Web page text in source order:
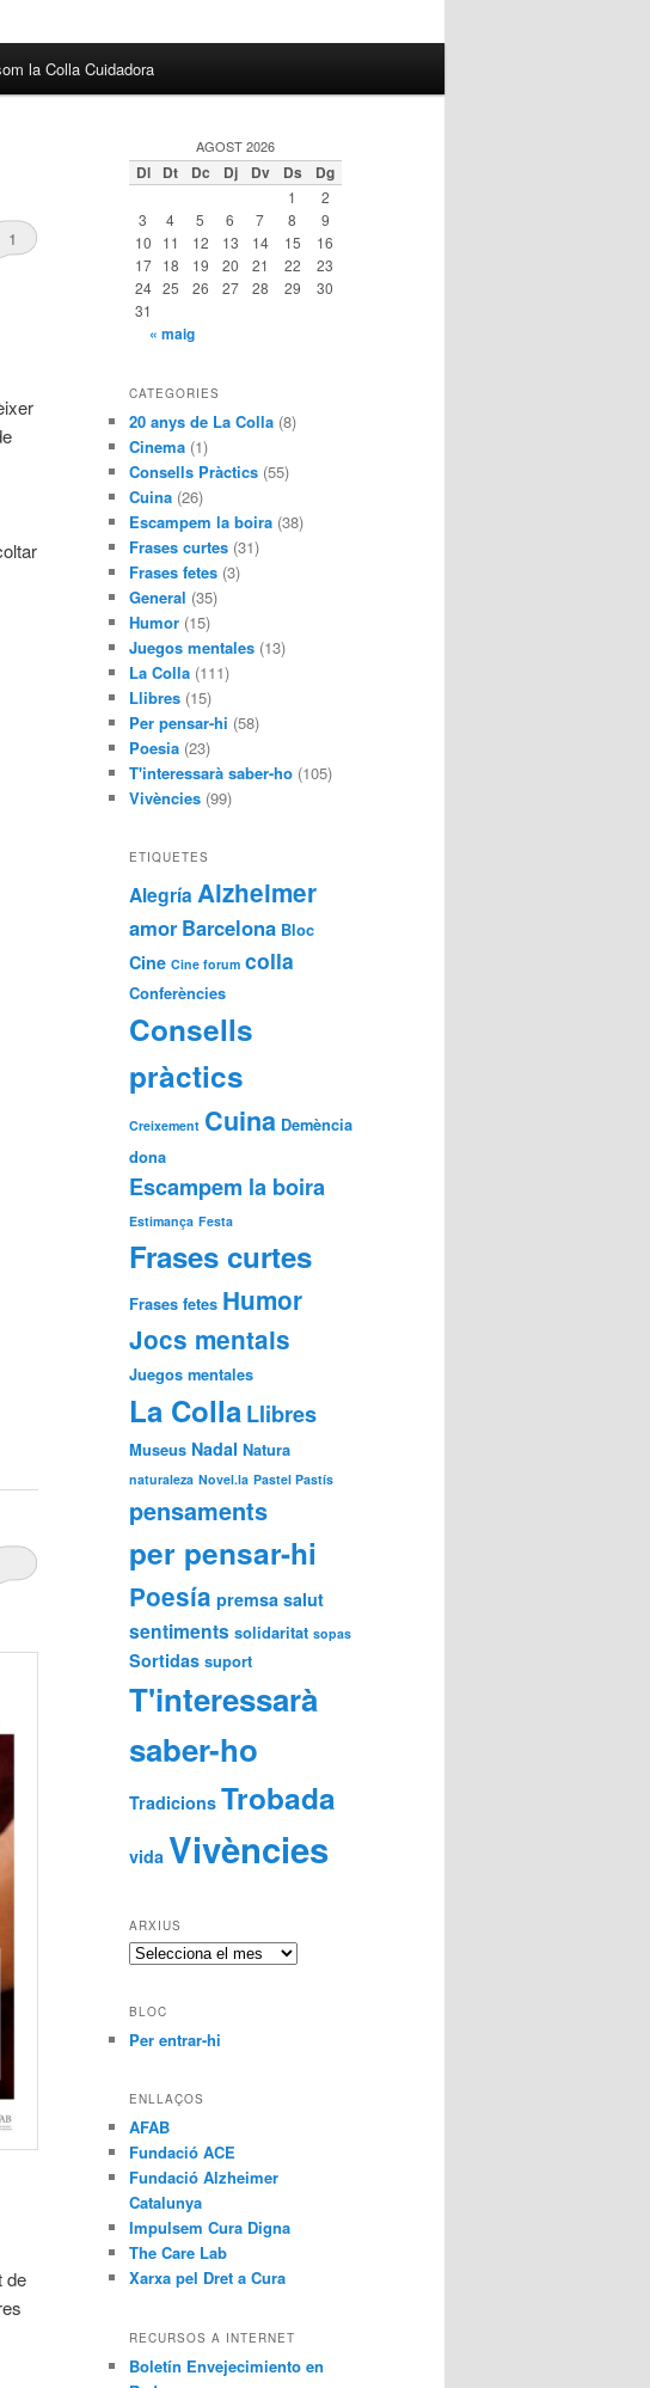
la Colla Cuidadora
1
de
AGOST 2026
Dl Dt Dc Dj Dv Ds Dg
1
2
3
4 5 6 7 8
9
10
11 12 13 14 15
16
17
18 19 20 21 22
23
24 25 26 27 28 29
30
31
« maig
CATEGORIES
20 anys de La Colla (8)
Cinema (1)
Consells Pràctics (55)
Cuina (26)
Escampem la boira (38)
Frases curtes (31)
Frases fetes (3)
General (35)
Humor (15)
Juegos mentales (13)
La Colla (111)
Llibres (15)
Per pensar-hi (58)
Poesia (23)
T'interessarà saber-ho (105)
Vivències (99)
ETIQUETES
Alegría Alzheimer
amor Barcelona Bloc
Cine Cine forum colla
Conferències
Consells
pràctics
Creixement Cuina Demència
dona
Escampem la boira
Estimança Festa
Frases curtes
Frases fetes Humor
Jocs mentals
Juegos mentales
La CollaLlibres
Museus Nadal Natura
naturaleza Novel.la Pastel Pastís
pensaments
per pensar-hi
Poesía premsa salut
sentiments solidaritat sopas
Sortidas suport
T'interessarà
saber-ho
Tradicions Trobada
vida Vivències
ARXIUS
Arxius
BLOC
Per entrar-hi
ENLLAÇOS
AFAB
Fundació ACE
Fundació Alzheimer
Catalunya
Impulsem Cura Digna
The Care Lab
Xarxa pel Dret a Cura
RECURSOS A INTERNET
Boletín Envejecimiento en